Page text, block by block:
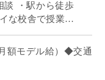
談 ・駅から徒歩
な校舎で授業が
額モデル給）◆交通